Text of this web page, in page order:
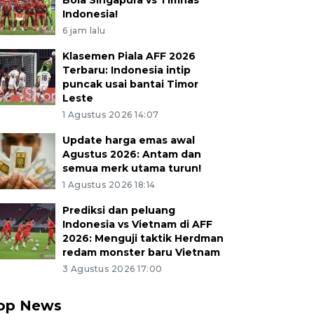
Indonesia!
6 jam lalu
Klasemen Piala AFF 2026
Terbaru: Indonesia intip
puncak usai bantai Timor
Leste
1 Agustus 2026 14:07
Update harga emas awal
Agustus 2026: Antam dan
semua merk utama turun!
1 Agustus 2026 18:14
Prediksi dan peluang
Indonesia vs Vietnam di AFF
2026: Menguji taktik Herdman
redam monster baru Vietnam
3 Agustus 2026 17:00
News